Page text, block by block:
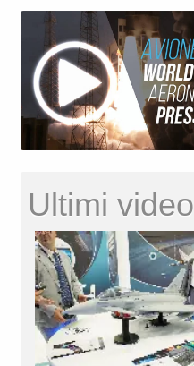
Ultimi video